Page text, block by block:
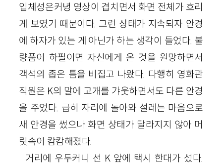
입체성은커녕 영상이 겹치면서 화면 전체가 흐리
게 보였기 때문이다. 그런 상태가 지속되자 안경
에 하자가 있는 게 아닌가 하는 생각이 들었다. 불
량품이 하필이면 자신에게 온 것을 원망하면서
객석의 좁은 틈을 비집고 나왔다. 다행히 영화관
직원은 K의 말에 고개를 갸웃하면서도 다른 안경
을 주었다. 급히 자리에 돌아와 설레는 마음으로
새 안경을 썼으나 화면 상태가 달라지지 않아 머
릿속이 캄캄해졌다.
거리에 우두커니 선 K 앞에 택시 한대가 섰다.